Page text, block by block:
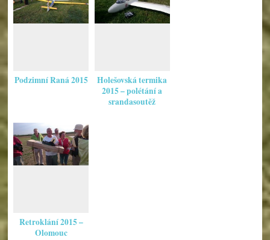
Podzimní Raná 2015
Holešovská termika
2015 – polétání a
srandasoutěž
Retroklání 2015 –
Olomouc